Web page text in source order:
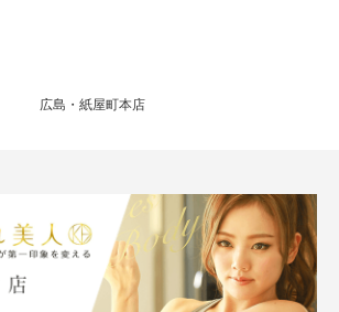
広島・紙屋町本店